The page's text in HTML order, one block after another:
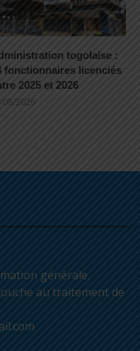
togolaise :
fonctionnaires licenciés
2025 et 2026
08/2026
générale.
au traitement de